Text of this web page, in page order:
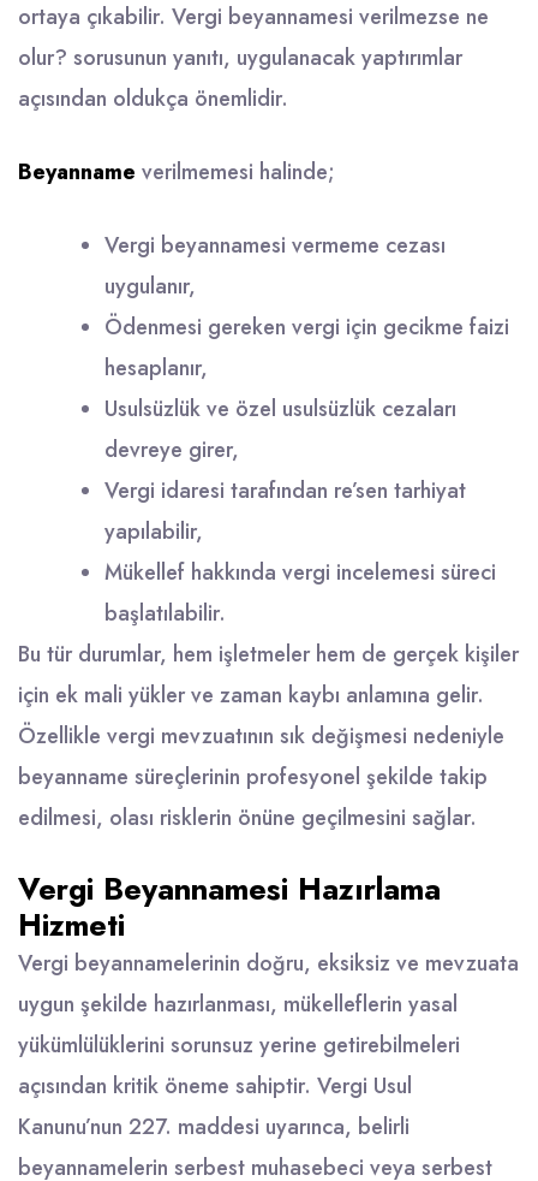
ortaya çıkabilir. Vergi beyannamesi verilmezse ne
olur? sorusunun yanıtı, uygulanacak yaptırımlar
açısından oldukça önemlidir.
Beyanname verilmemesi halinde;
Vergi beyannamesi vermeme cezası
uygulanır,
Ödenmesi gereken vergi için gecikme faizi
hesaplanır,
Usulsüzlük ve özel usulsüzlük cezaları
devreye girer,
Vergi idaresi tarafından re’sen tarhiyat
yapılabilir,
Mükellef hakkında vergi incelemesi süreci
başlatılabilir.
Bu tür durumlar, hem işletmeler hem de gerçek kişiler
için ek mali yükler ve zaman kaybı anlamına gelir.
Özellikle vergi mevzuatının sık değişmesi nedeniyle
beyanname süreçlerinin profesyonel şekilde takip
edilmesi, olası risklerin önüne geçilmesini sağlar.
Vergi Beyannamesi Hazırlama
Hizmeti
Vergi beyannamelerinin doğru, eksiksiz ve mevzuata
uygun şekilde hazırlanması, mükelleflerin yasal
yükümlülüklerini sorunsuz yerine getirebilmeleri
açısından kritik öneme sahiptir. Vergi Usul
Kanunu’nun 227. maddesi uyarınca, belirli
beyannamelerin serbest muhasebeci veya serbest